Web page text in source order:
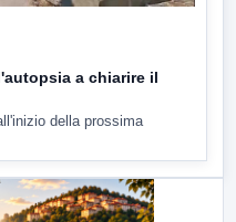
a chiarire il
della prossima